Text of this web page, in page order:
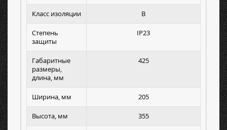
Класс изоляции B
Степень
защиты
IP23
Габаритные
размеры,
длина, мм
425
Ширина, мм 205
Высота, мм 355